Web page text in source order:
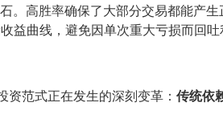
。高胜率确保了大部分交易都能产
益曲线，避免因单次重大亏损而回吐
范式正在发生的深刻变革： 传统依